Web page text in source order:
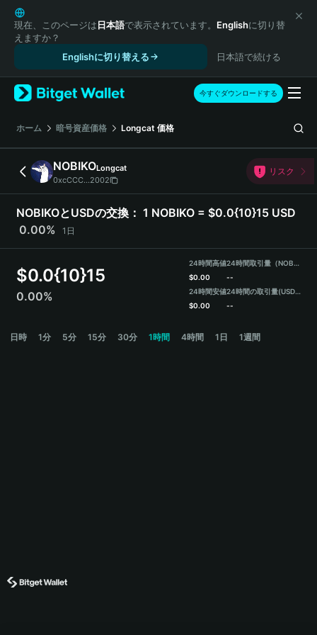
English
日本語
Tiếng Việt
Español (Latinoamérica)
Türkçe
Français
Deutsch
简体中文
繁體中文
Português (Portugal)
Bahasa Indonesia
ภาษาไทย
हिन्दी
Español
Português (Brasil)
現在、このページは日本語で表示されています。 Englishに切り替
えますか？
Englishに切り替える
日本語で続ける
今すぐダウンロードする
ホーム 暗号資産価格 Longcat 価格
NOBIKOLongcat
0xcCCC...2002
リスク
NOBIKOとUSDの交換： 1 NOBIKO = $0.0{10}15 USD
0.00%
1日
$0.0{10}15
0.00%
24時間高値
$0.00
24時間安値
$0.00
24時間取引量（NOBIKO）
--
24時間の取引量(USDT)
--
日時 1分 5分 15分 30分 1時間 4時間 1日 1週間